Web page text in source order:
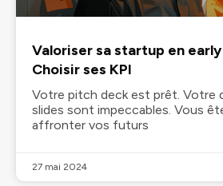
Valoriser sa startup en
Choisir ses KPI
Votre pitch deck est prêt. Votre
slides sont impeccables. Vous
affronter vos futurs
27 mai 2024